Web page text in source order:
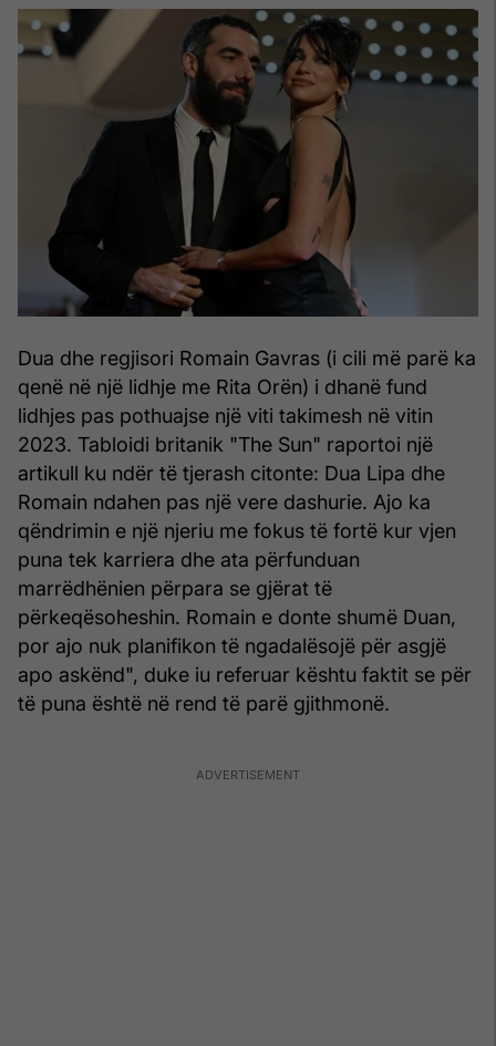
Dua dhe regjisori Romain Gavras (i cili më parë ka
qenë në një lidhje me Rita Orën) i dhanë fund
lidhjes pas pothuajse një viti takimesh në vitin
2023. Tabloidi britanik "The Sun" raportoi një
artikull ku ndër të tjerash citonte: Dua Lipa dhe
Romain ndahen pas një vere dashurie. Ajo ka
qëndrimin e një njeriu me fokus të fortë kur vjen
puna tek karriera dhe ata përfunduan
marrëdhënien përpara se gjërat të
përkeqësoheshin. Romain e donte shumë Duan,
por ajo nuk planifikon të ngadalësojë për asgjë
apo askënd", duke iu referuar kështu faktit se për
të puna është në rend të parë gjithmonë.